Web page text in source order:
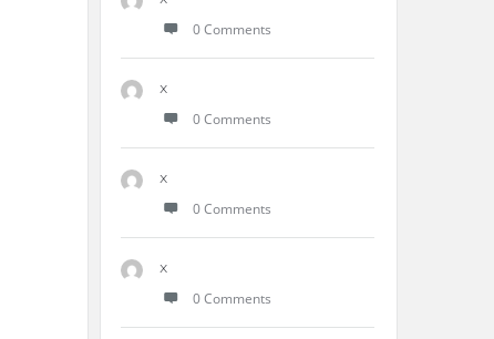
0 Comments
x
0 Comments
x
0 Comments
x
0 Comments